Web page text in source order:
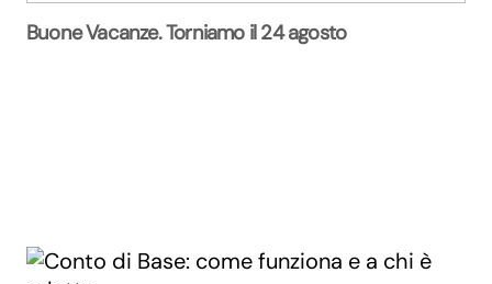
Buone Vacanze. Torniamo il 24 agosto